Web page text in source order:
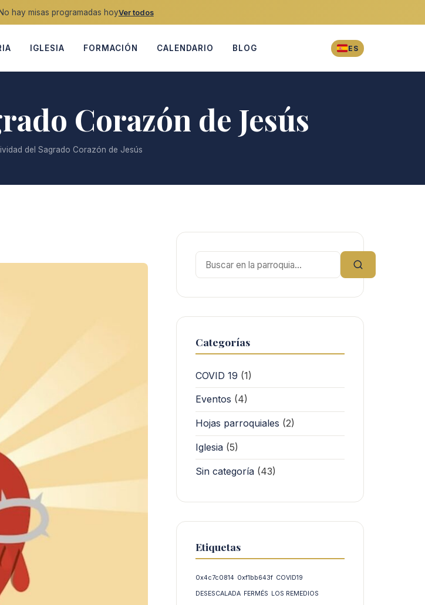
hay misas programadas hoyVer todos
IGLESIA FORMACIÓN CALENDARIO BLOG ES
Corazón de Jesús
del Sagrado Corazón de Jesús
Buscar:
Categorías
COVID 19 (1)
Eventos (4)
Hojas parroquiales (2)
Iglesia (5)
Sin categoría (43)
Etiquetas
0x4c7c0814 0xf1bb643f COVID19
DESESCALADA FERMÉS LOS REMEDIOS